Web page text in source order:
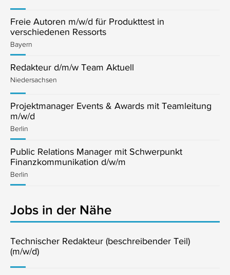
Freie Autoren m/w/d für Produkttest in
verschiedenen Ressorts
Bayern
Redakteur d/m/w Team Aktuell
Niedersachsen
Projektmanager Events & Awards mit Teamleitung
m/w/d
Berlin
Public Relations Manager mit Schwerpunkt
Finanzkommunikation d/w/m
Berlin
Jobs in der Nähe
Technischer Redakteur (beschreibender Teil)
(m/w/d)